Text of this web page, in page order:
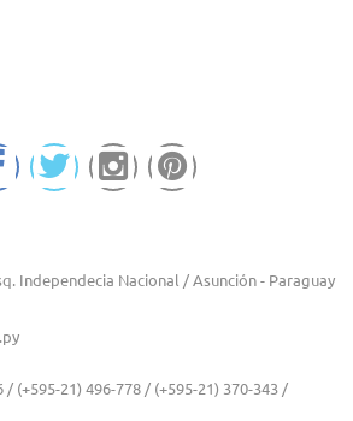
Independecia Nacional / Asunción - Paraguay
/ (+595-21) 496-778 / (+595-21) 370-343 /